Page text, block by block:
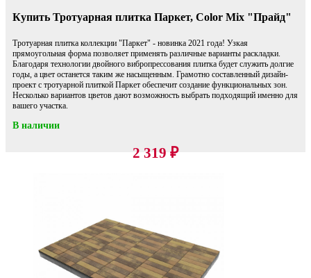
Купить Тротуарная плитка Паркет, Color Mix "Прайд"
Тротуарная плитка коллекции "Паркет" - новинка 2021 года! Узкая
прямоугольная форма позволяет применять различные варианты раскладки.
Благодаря технологии двойного вибропрессования плитка будет служить долгие
годы, а цвет останется таким же насыщенным. Грамотно составленный дизайн-
проект с тротуарной плиткой Паркет обеспечит создание функциональных зон.
Несколько вариантов цветов дают возможность выбрать подходящий именно для
вашего участка.
В наличии
2 319 ₽